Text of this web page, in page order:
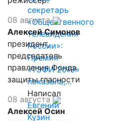
секретарь
«Общественного
телевидения
России»:
Премия
«ТЭФИ 2019»
показала,…
Написал
Евгений
Кузин
08 августа
Алексей Симонов
президент,
председатель
правления Фонда
защиты гласности
08 августа
Алексей Осин